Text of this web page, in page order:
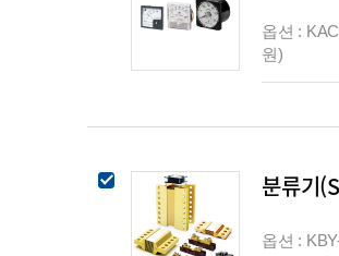
옵션 :
원)
분류기
옵션 :